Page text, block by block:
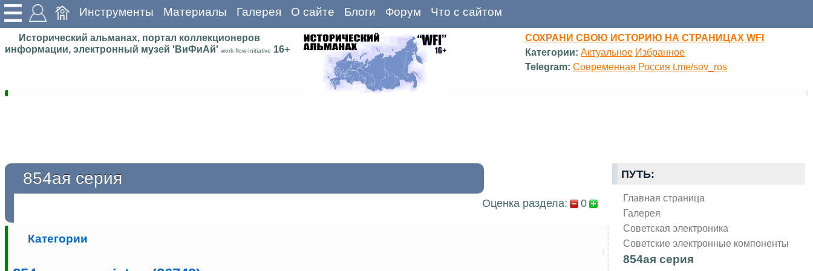
Инструменты Материалы Галерея О сайте Блоги Форум Что с сайтом
Исторический альманах, портал коллекционеров
информации, электронный музей 'ВиФиАй' work-flow-Initiative 16+
СОХРАНИ СВОЮ ИСТОРИЮ НА СТРАНИЦАХ WFI
Категории: Актуальное Избранное
Telegram: Современная Россия t.me/sov_ros
ПУТЬ:
Главная страница
Галерея
Советская электроника
Советские электронные компоненты
854ая серия
854ая серия
Оценка раздела: 0
Категории